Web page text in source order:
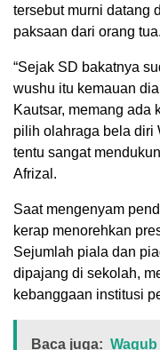
tersebut murni datang
paksaan dari orang tua.
“Sejak SD bakatnya
wushu itu kemauan
Kautsar, memang ada
pilih olahraga bela diri
tentu sangat
Afrizal.
Saat mengenyam
kerap menorehkan
Sejumlah piala dan
dipajang di sekolah,
kebanggaan institusi
Baca juga: Wagub